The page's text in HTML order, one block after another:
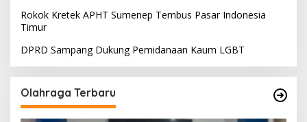
Rokok Kretek APHT Sumenep Tembus Pasar Indonesia
Timur
DPRD Sampang Dukung Pemidanaan Kaum LGBT
Olahraga Terbaru